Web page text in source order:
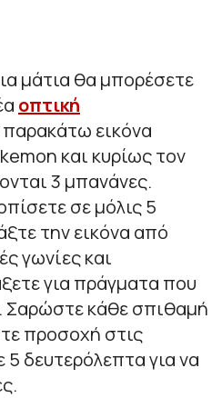
μάτια θα μπορέσετε
οπτική
παρακάτω εικόνα
και κυρίως τον
3 μπανάνες.
σε μόλις 5
την εικόνα από
γωνίες και
για πράγματα που
Σαρώστε κάθε σπιθαμή
προσοχή στις
5 δευτερόλεπτα για να